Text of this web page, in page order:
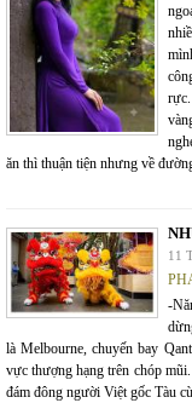
ăn thì thuận tiện nhưng về
11
-
là Melbourne, chuyến bay
vực thượng hạng trên chóp
đám đông người Việt gốc Tàu